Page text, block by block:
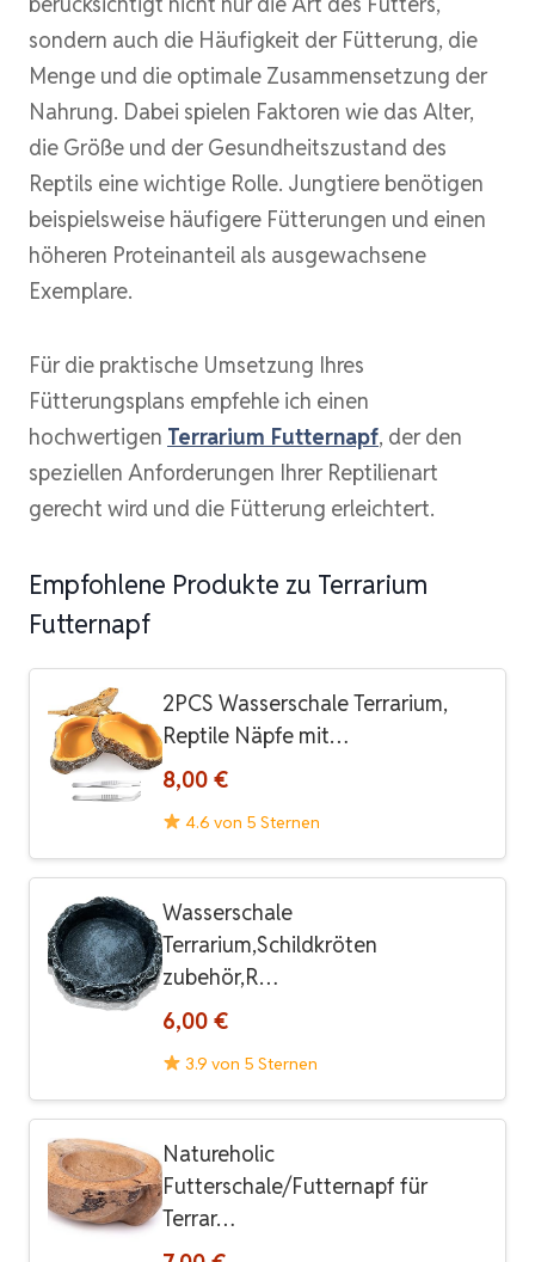
sondern auch die Häufigkeit der Fütterung, die
Menge und die optimale Zusammensetzung der
Nahrung. Dabei spielen Faktoren wie das Alter,
die Größe und der Gesundheitszustand des
Reptils eine wichtige Rolle. Jungtiere benötigen
beispielsweise häufigere Fütterungen und einen
höheren Proteinanteil als ausgewachsene
Exemplare.
Für die praktische Umsetzung Ihres
Fütterungsplans empfehle ich einen
hochwertigen Terrarium Futternapf, der den
speziellen Anforderungen Ihrer Reptilienart
gerecht wird und die Fütterung erleichtert.
Empfohlene Produkte zu Terrarium
Futternapf
2PCS Wasserschale Terrarium,
Reptile Näpfe mit…
8,00 €
4.6 von 5 Sternen
Wasserschale
Terrarium,Schildkröten
zubehör,R…
6,00 €
3.9 von 5 Sternen
Natureholic
Futterschale/Futternapf für
Terrar…